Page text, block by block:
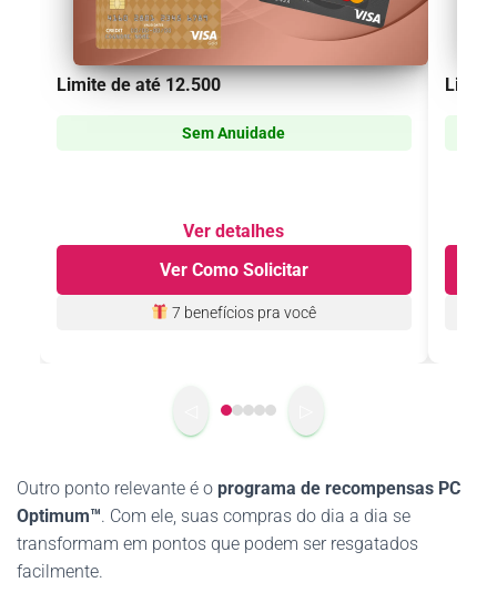
Limite de até12.500
Sem Anuidade
Ver detalhes
Ver Como Solicitar
7 benefícios pra você
Outro ponto relevante é o programa de recompensas PC
Optimum™. Com ele, suas compras do dia a dia se
transformam em pontos que podem ser resgatados
facilmente.